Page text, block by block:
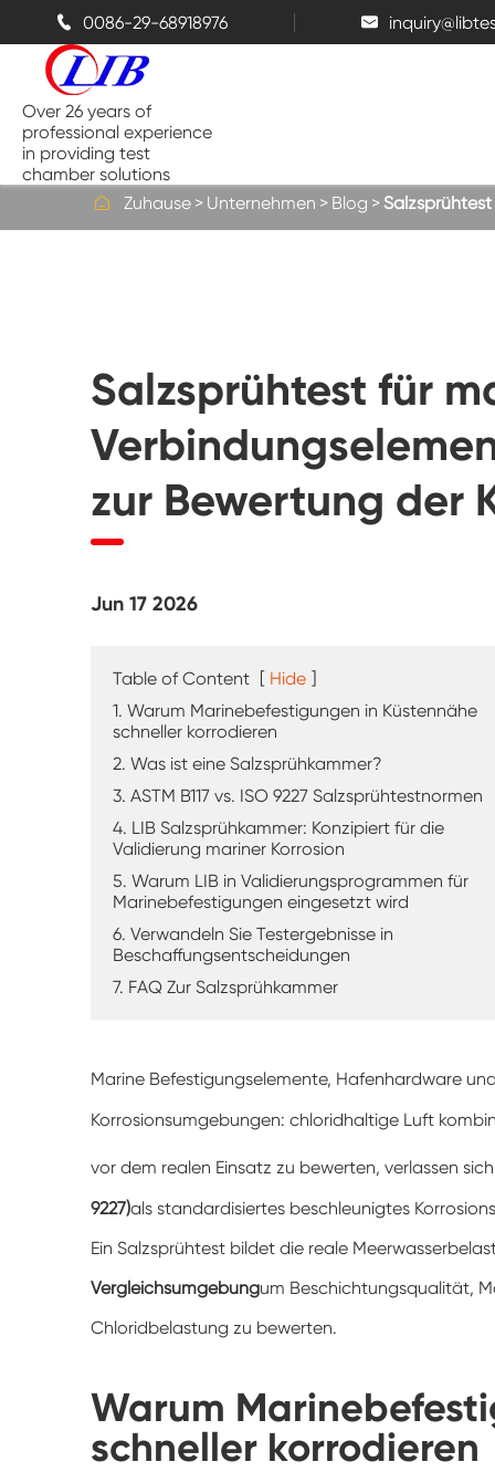
 0086-29-68918976 
Over 26 years of
professional experience
in providing test
chamber solutions
Thermische Kammern
Salz sprüh kammern
UV-Verwitterung tester
Begehbare Kammer
Spezielle Test kammer
IP-Test geräte
 Zuhause Unternehmen Blog
Salzsprühtest für
zur Bewertung der
Jun 17 2026
Table of Content [ Hide ]
1. Warum Marinebefestigungen in Küstennähe
schneller korrodieren
2. Was ist eine Salzsprühkammer?
3. ASTM B117 vs. ISO 9227 Salzsprühtestnormen
4. LIB Salzsprühkammer: Konzipiert für die
Validierung mariner Korrosion
5. Warum LIB in Validierungsprogrammen für
Marinebefestigungen eingesetzt wird
6. Verwandeln Sie Testergebnisse in
Beschaffungsentscheidungen
7. FAQ Zur Salzsprühkammer
Marine Befestigungselemente, Hafenhardware
Korrosionsumgebungen: chloridhaltige Luft
vor dem realen Einsatz zu bewerten, verlassen
9227)als standardisiertes beschleunigtes
Ein Salzsprühtest bildet die reale
Vergleichsumgebungum Beschichtungsqualität,
Chloridbelastung zu bewerten.
Warum
schneller korrodieren